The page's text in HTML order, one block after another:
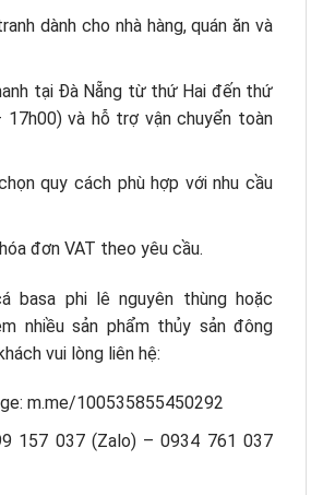
dành cho nhà hàng, quán ăn và
tại Đà Nẵng từ thứ Hai đến thứ
17h00) và hỗ trợ vận chuyển toàn
quy cách phù hợp với nhu cầu
đơn VAT theo yêu cầu.
basa phi lê nguyên thùng hoặc
nhiều sản phẩm thủy sản đông
vui lòng liên hệ:
m.me/100535855450292
157 037 (Zalo) – 0934 761 037